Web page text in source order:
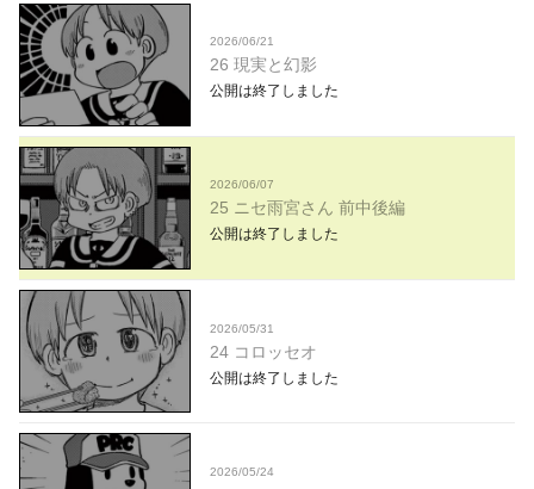
2026/06/21
26 現実と幻影
公開は終了しました
2026/06/07
25 ニセ雨宮さん 前中後編
公開は終了しました
2026/05/31
24 コロッセオ
公開は終了しました
2026/05/24